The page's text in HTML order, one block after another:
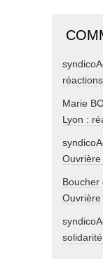
Marie
Lyon :
Boucher